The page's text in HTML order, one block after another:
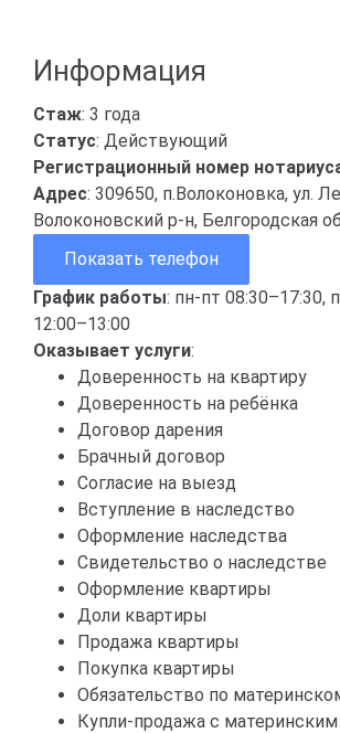
Информация
Стаж: 3 года
Статус: Действующий
Регистрационный номер
Адрес: 309650, п.Волоконовка, ул.
Волоконовский р-н, Белгородская
Показать телефон
График работы: пн-пт 08:30–17:30,
12:00–13:00
Оказывает услуги:
Доверенность на квартиру
Доверенность на ребёнка
Договор дарения
Брачный договор
Согласие на выезд
Вступление в наследство
Оформление наследства
Свидетельство о наследстве
Оформление квартиры
Доли квартиры
Продажа квартиры
Покупка квартиры
Обязательство по
Купли-продажа с